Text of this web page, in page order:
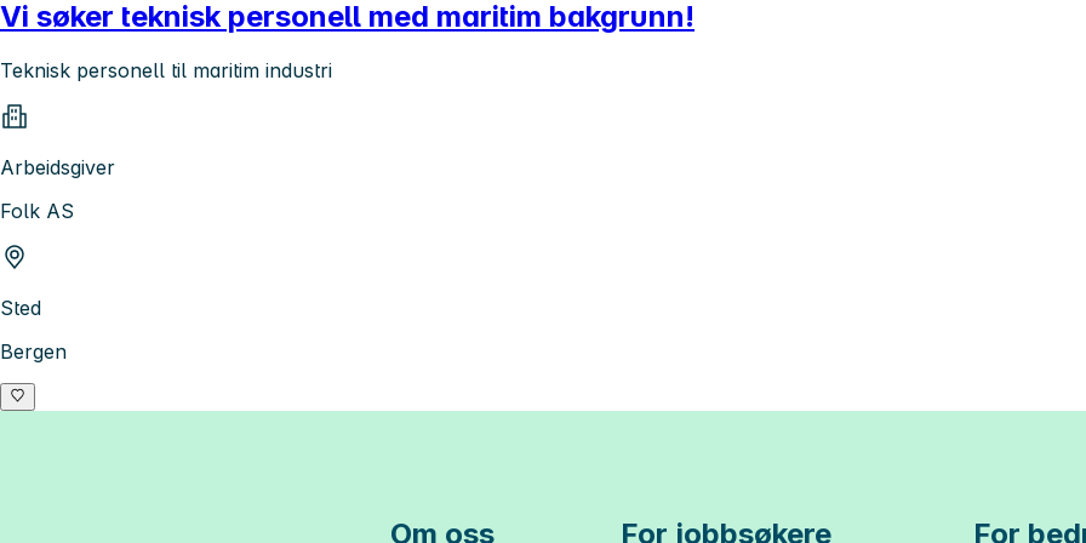
Vi søker teknisk personell med maritim bakgrunn!
Teknisk personell til maritim industri
Arbeidsgiver
Folk AS
Sted
Bergen
Om oss For jobbsøkere For